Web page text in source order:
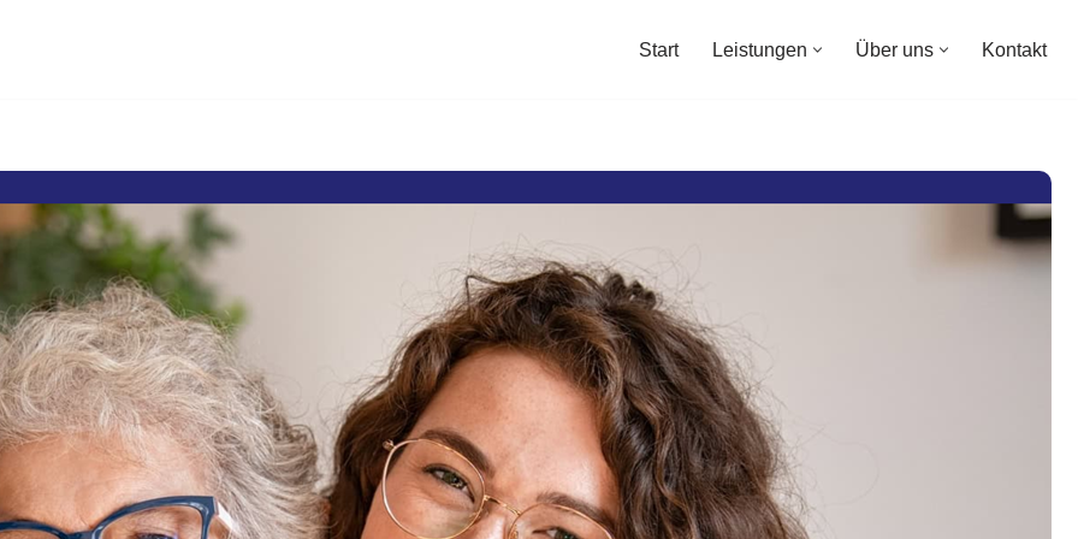
Start Leistungen Über uns Kontakt